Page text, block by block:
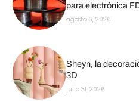
para electrónica
agosto 6, 2026
Sheyn, la
3D
julio 31, 2026